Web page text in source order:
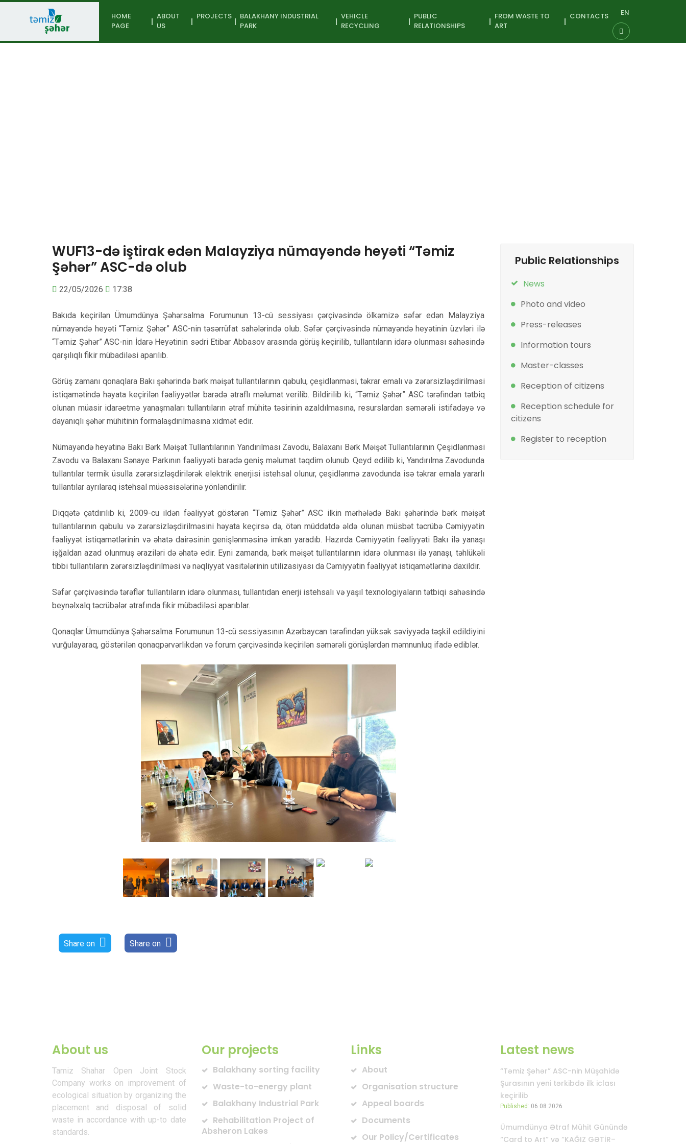
EN
HOME
PAGE
ABOUT
US
PROJECTS
BALAKHANY INDUSTRIAL
PARK
VEHICLE
RECYCLING
PUBLIC
RELATIONSHIPS
FROM WASTE TO
ART
CONTACTS
WUF13-də iştirak edən Malayziya nümayəndə heyəti “Təmiz
Şəhər” ASC-də olub
22/05/2026 17:38
Bakıda keçirilən Ümumdünya Şəhərsalma Forumunun 13-cü sessiyası çərçivəsində ölkəmizə səfər edən Malayziya
nümayəndə heyəti “Təmiz Şəhər” ASC-nin təsərrüfat sahələrində olub. Səfər çərçivəsində nümayəndə heyətinin üzvləri ilə
“Təmiz Şəhər” ASC-nin İdarə Heyətinin sədri Etibar Abbasov arasında görüş keçirilib, tullantıların idarə olunması sahəsində
qarşılıqlı fikir mübadiləsi aparılıb.
Görüş zamanı qonaqlara Bakı şəhərində bərk məişət tullantılarının qəbulu, çeşidlənməsi, təkrar emalı və zərərsizləşdirilməsi
istiqamətində həyata keçirilən fəaliyyətlər barədə ətraflı məlumat verilib. Bildirilib ki, “Təmiz Şəhər” ASC tərəfindən tətbiq
olunan müasir idarəetmə yanaşmaları tullantıların ətraf mühitə təsirinin azaldılmasına, resurslardan səmərəli istifadəyə və
dayanıqlı şəhər mühitinin formalaşdırılmasına xidmət edir.
Nümayəndə heyətinə Bakı Bərk Məişət Tullantılarının Yandırılması Zavodu, Balaxanı Bərk Məişət Tullantılarının Çeşidlənməsi
Zavodu və Balaxanı Sənaye Parkının fəaliyyəti barədə geniş məlumat təqdim olunub. Qeyd edilib ki, Yandırılma Zavodunda
tullantılar termik üsulla zərərsizləşdirilərək elektrik enerjisi istehsal olunur, çeşidlənmə zavodunda isə təkrar emala yararlı
tullantılar ayrılaraq istehsal müəssisələrinə yönləndirilir.
Diqqətə çatdırılıb ki, 2009-cu ildən fəaliyyət göstərən “Təmiz Şəhər” ASC ilkin mərhələdə Bakı şəhərində bərk məişət
tullantılarının qəbulu və zərərsizləşdirilməsini həyata keçirsə də, ötən müddətdə əldə olunan müsbət təcrübə Cəmiyyətin
fəaliyyət istiqamətlərinin və əhatə dairəsinin genişlənməsinə imkan yaradıb. Hazırda Cəmiyyətin fəaliyyəti Bakı ilə yanaşı
işğaldan azad olunmuş əraziləri də əhatə edir. Eyni zamanda, bərk məişət tullantılarının idarə olunması ilə yanaşı, təhlükəli
tibbi tullantıların zərərsizləşdirilməsi və nəqliyyat vasitələrinin utilizasiyası da Cəmiyyətin fəaliyyət istiqamətlərinə daxildir.
Səfər çərçivəsində tərəflər tullantıların idarə olunması, tullantıdan enerji istehsalı və yaşıl texnologiyaların tətbiqi sahəsində
beynəlxalq təcrübələr ətrafında fikir mübadiləsi aparıblar.
Qonaqlar Ümumdünya Şəhərsalma Forumunun 13-cü sessiyasının Azərbaycan tərəfindən yüksək səviyyədə təşkil edildiyini
vurğulayaraq, göstərilən qonaqpərvərlikdən və forum çərçivəsində keçirilən səmərəli görüşlərdən məmnunluq ifadə ediblər.
Share on Share on
Public Relationships
News
Photo and video
Press-releases
Information tours
Master-classes
Reception of citizens
Reception schedule for
citizens
Register to reception
About us
Tamiz Shahar Open Joint Stock
Company works on improvement of
ecological situation by organizing the
placement and disposal of solid
waste in accordance with up-to date
standards.
Our projects
Balakhany sorting facility
Waste-to-energy plant
Balakhany Industrial Park
Rehabilitation Project of
Absheron Lakes
Links
About
Organisation structure
Appeal boards
Documents
Our Policy/Certificates
Latest news
“Təmiz Şəhər” ASC-nin Müşahidə
Şurasının yeni tərkibdə ilk iclası
keçirilib
Published: 06.08.2026
Ümumdünya Ətraf Mühit Günündə
“Card to Art” və “KAĞIZ GƏTİR–